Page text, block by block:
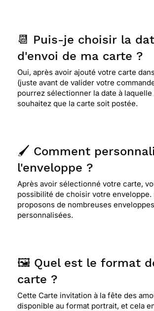
📆 Puis-je choisir la
d'envoi de ma carte ?
Oui, après avoir ajouté votre carte
(juste avant de valider votre
pourrez sélectionner la date à laquelle
souhaitez que la carte soit postée.
🖌️ Comment
l'enveloppe ?
Après avoir sélectionné votre carte,
possibilité de choisir votre enveloppe.
proposons de nombreuses
personnalisées.
🖼️ Quel est le format
carte ?
Cette Carte invitation à la fête des
disponible au format portrait, et cela